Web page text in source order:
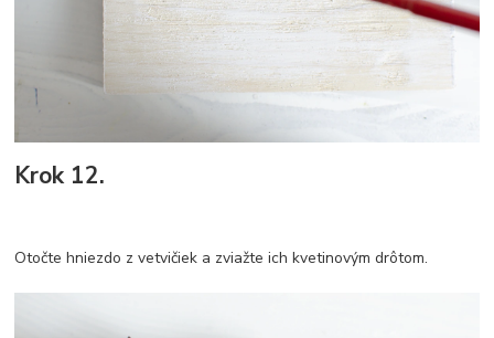
Krok 12.
Otočte hniezdo z vetvičiek a zviažte ich kvetinovým drôtom.